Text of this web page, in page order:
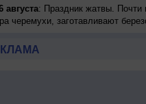
августа: Праздник жатвы. Почти
черемухи, заготавливают